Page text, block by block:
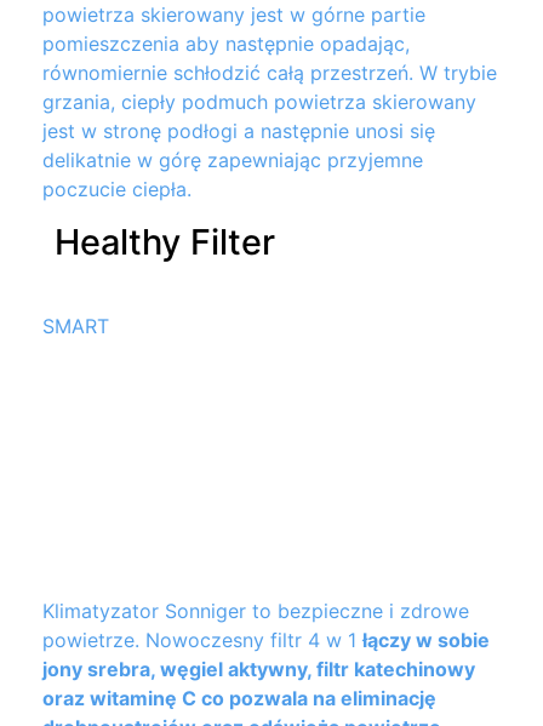
powietrza skierowany jest w górne partie
pomieszczenia aby następnie opadając,
równomiernie schłodzić całą przestrzeń. W trybie
grzania, ciepły podmuch powietrza skierowany
jest w stronę podłogi a następnie unosi się
delikatnie w górę zapewniając przyjemne
poczucie ciepła.
Healthy Filter
SMART
Klimatyzator Sonniger to bezpieczne i zdrowe
powietrze. Nowoczesny filtr 4 w 1 łączy w sobie
jony srebra, węgiel aktywny, filtr katechinowy
oraz witaminę C co pozwala na eliminację